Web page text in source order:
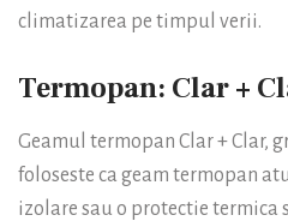
climatizarea pe timpul verii.
Termopan: Clar +
Geamul termopan Clar + Clar,
foloseste ca geam termopan
izolare sau o protectie termica